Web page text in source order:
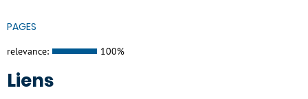
PAGES
relevance: 100%
Liens